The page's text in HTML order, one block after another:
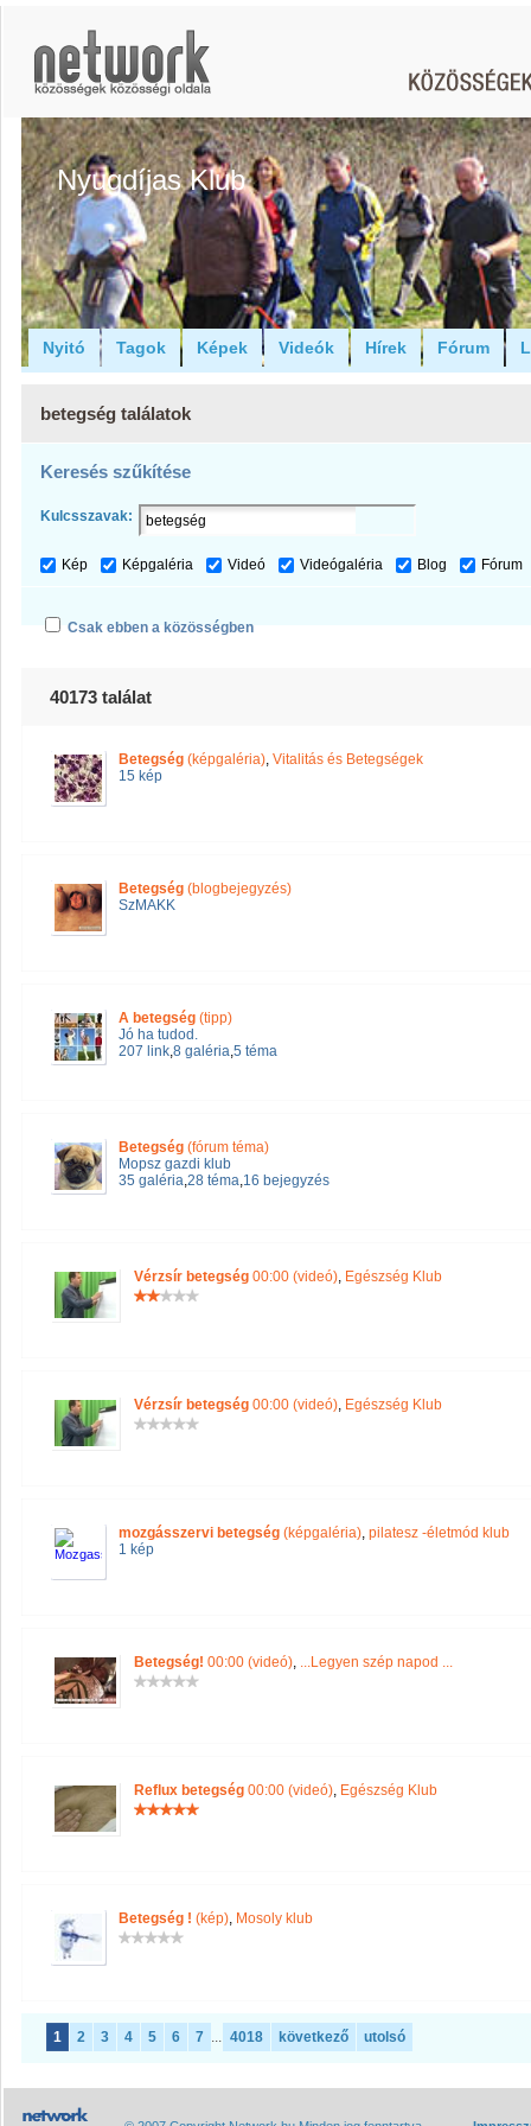
Nyugdíjas Klub
Nyitó Tagok Képek Videók Hírek Fórum
betegség találatok
Keresés szűkítése
Kulcsszavak:
Kép Képgaléria Videó Videógaléria Blog Fórum
Csak ebben a közösségben
40173 találat
Betegség (képgaléria), Vitalitás és Betegségek
15 kép
Betegség (blogbejegyzés)
SzMAKK
A betegség (tipp)
Jó ha tudod.
207 link,8 galéria,5 téma
Betegség (fórum téma)
Mopsz gazdi klub
35 galéria,28 téma,16 bejegyzés
Vérzsír betegség 00:00 (videó), Egészség Klub
Vérzsír betegség 00:00 (videó), Egészség Klub
mozgásszervi betegség (képgaléria), pilatesz -életmód klub
1 kép
Betegség! 00:00 (videó), ...Legyen szép napod ...
Reflux betegség 00:00 (videó), Egészség Klub
Betegség ! (kép), Mosoly klub
1 2 3 4 5 6 7 ... 4018 következő utolsó